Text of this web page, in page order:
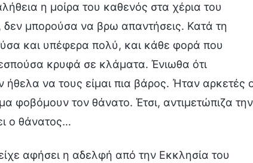
η μοίρα του καθενός στα χέρια του
μπορούσα να βρω απαντήσεις. Κατά τη
και υπέφερα πολύ, και κάθε φορά που
κρυφά σε κλάματα. Ένιωθα ότι
να τους είμαι πια βάρος. Ήταν αρκετές
τον θάνατο. Έτσι, αντιμετώπιζα την
ο θάνατος…
αφήσει η αδελφή από την Εκκλησία του